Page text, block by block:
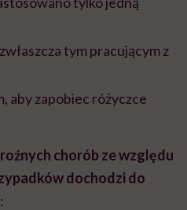
tym pracującym z
aby zapobiec różyczce
chorób ze względu
dochodzi do